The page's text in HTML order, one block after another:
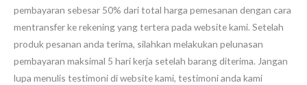
pembayaran sebesar 50% dari total harga pemesanan dengan cara
mentransfer ke rekening yang tertera pada website kami. Setelah
produk pesanan anda terima, silahkan melakukan pelunasan
pembayaran maksimal 5 hari kerja setelah barang diterima. Jangan
lupa menulis testimoni di website kami, testimoni anda kami